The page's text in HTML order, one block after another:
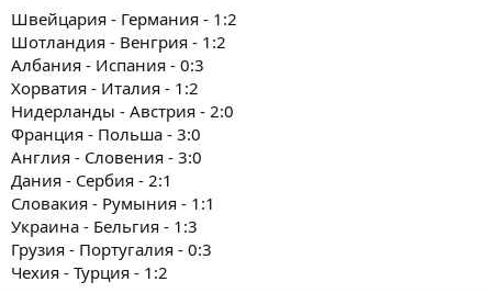
Швейцария - Германия - 1:2
Шотландия - Венгрия - 1:2
Албания - Испания - 0:3
Хорватия - Италия - 1:2
Нидерланды - Австрия - 2:0
Франция - Польша - 3:0
Англия - Словения - 3:0
Дания - Сербия - 2:1
Словакия - Румыния - 1:1
Украина - Бельгия - 1:3
Грузия - Португалия - 0:3
Чехия - Турция - 1:2